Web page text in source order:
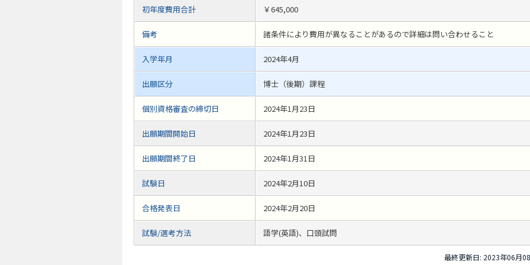
初年度費用合計 ￥645,000
備考 諸条件により費用が異なることがあるので詳細は問い合わせること
入学年月 2024年4月
出願区分 博士（後期）課程
個別資格審査の締切日 2024年1月23日
出願期間開始日 2024年1月23日
出願期間終了日 2024年1月31日
試験日 2024年2月10日
合格発表日 2024年2月20日
試験/選考方法 語学(英語)、口頭試問
最終更新日: 2023年06月